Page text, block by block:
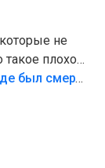
не
плохо!
же
«Попал на пику»: СК показал место, где был смертельно травмирован ребенок в Тольятти